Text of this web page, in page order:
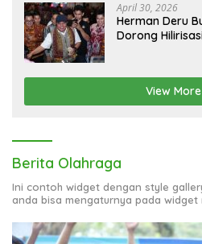
April 30, 2026
Herman Deru
Dorong
View More
Berita Olahraga
Ini contoh widget dengan style
anda bisa mengaturnya pada